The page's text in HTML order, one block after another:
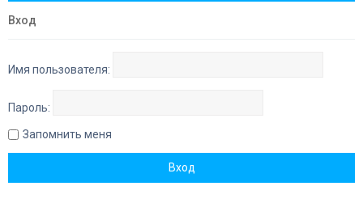
Вход
Имя пользователя:
Пароль:
Запомнить меня